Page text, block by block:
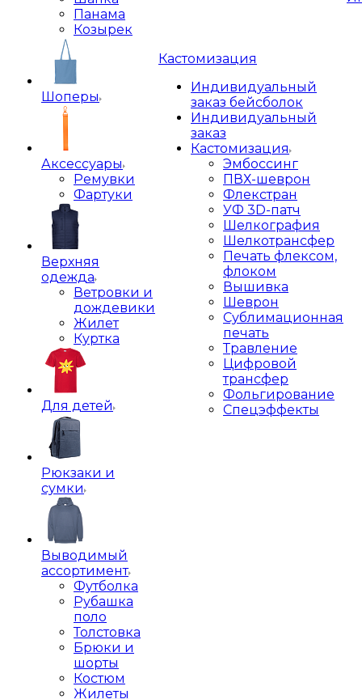
Панама
Козырек
Шоперы
Аксессуары
Ремувки
Фартуки
Верхняя
одежда
Ветровки и
дождевики
Жилет
Куртка
Для детей
Рюкзаки и
сумки
Выводимый
ассортимент
Футболка
Рубашка
поло
Толстовка
Брюки и
шорты
Костюм
Жилеты
Кастомизация
Индивидуальный
заказ бейсболок
Индивидуальный
заказ
Кастомизация
Эмбоссинг
ПВХ-шеврон
Флекстран
УФ 3D-патч
Шелкография
Шелкотрансфер
Печать флексом,
флоком
Вышивка
Шеврон
Сублимационная
печать
Травление
Цифровой
трансфер
Фольгирование
Спецэффекты